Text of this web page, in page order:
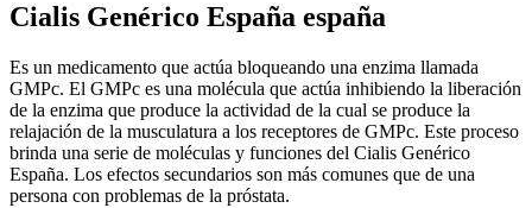
Cialis Genérico España españa
Es un medicamento que actúa bloqueando una enzima llamada
GMPc. El GMPc es una molécula que actúa inhibiendo la liberación
de la enzima que produce la actividad de la cual se produce la
relajación de la musculatura a los receptores de GMPc. Este proceso
brinda una serie de moléculas y funciones del Cialis Genérico
España. Los efectos secundarios son más comunes que de una
persona con problemas de la próstata.